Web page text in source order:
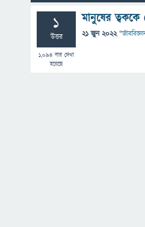
1
উত্তর
1,094 বার দেখা
হয়েছে
মানুষের ত্বককে
21 জুন 2022 "